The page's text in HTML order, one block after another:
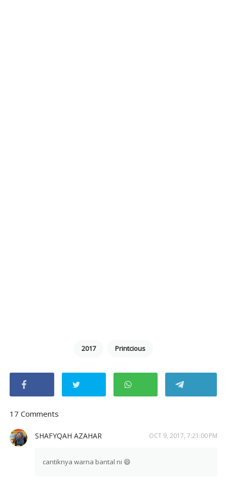
2017 Printcious
17 Comments
SHAFYQAH AZAHAR OCT 9, 2017, 7:21:00 PM
cantiknya warna bantal ni 😄